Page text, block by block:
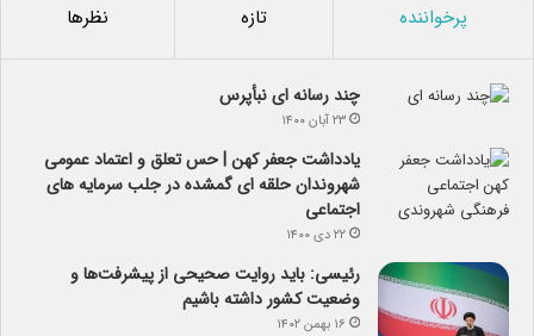
پرخواننده تازه نظرها
چند رسانه ای نبأپرس
۲۳ آبان ۱۴۰۰
یادداشت جعفر کهن | حس تعلق و اعتماد عمومی
شهروندان حلقه ای گمشده در جلب سرمایه های
اجتماعی
۲۲ دی ۱۴۰۰
رئیسی: باید روایت صحیحی از پیشرفت‌ها و
وضعیت کشور داشته باشیم
۱۶ بهمن ۱۴۰۲